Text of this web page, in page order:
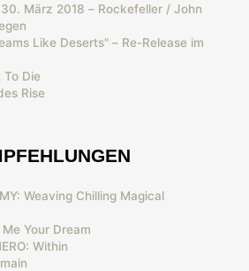
30. März 2018 – Rockefeller / John
Like Deserts" – Re-Release im
To Die
Rise
Weaving Chilling Magical
Me Your Dream
Within